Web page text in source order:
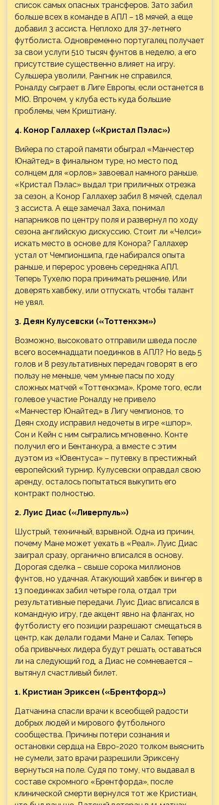
список самых опасных трансферов. Зато забил
больше всех в команде в АПЛ – 18 мячей, а еще
добавил 3 ассиста. Неплохо для 37-летнего
футболиста. Одновременно португалец получает
за свои услуги 510 тысяч фунтов в неделю, а его
присутствие существенно влияет на игру.
Сульшера уволили, Рангник не справился,
Роналду сыграет в Лиге Европы, если останется в
МЮ. Впрочем, у клуба есть куда большие
проблемы, чем Криштиану.
4. Конор Галлахер («Кристал Пэлас»)
Вийера по старой памяти обыграл «Манчестер
Юнайтед» в финальном туре, но место под
солнцем для «орлов» завоевал намного раньше.
«Кристал Пэлас» выдал три приличных отрезка
за сезон, а Конор Галлахер забил 8 мячей, сделал
3 ассиста. А еще замечал Заха, понимал
напарников по центру поля и развернул по ходу
сезона английскую дискуссию. Стоит ли «Челси»
искать место в основе для Конора? Галлахер
устал от Чемпионшипа, где набирался опыта
раньше, и перерос уровень середняка АПЛ.
Теперь Тухелю пора принимать решение. Или
доверять хавбеку, или отпускать, чтобы талант
не увял.
3. Деян Кулусевски («Тоттенхэм»)
Возможно, высоковато отправили шведа после
всего восемнадцати поединков в АПЛ? Но ведь 5
голов и 8 результативных передач говорят в его
пользу не меньше, чем умные пасы по ходу
сложных матчей «Тоттенхэма». Кроме того, если
голевое участие Роналду не привело
«Манчестер Юнайтед» в Лигу чемпионов, то
Деян сходу исправил недочеты в игре «шпор».
Сон и Кейн с ним сыгрались мгновенно. Конте
получил его и Бентанкура, а вместе с этим
дуэтом из «Ювентуса» – путевку в престижный
европейский турнир. Кулусевски оправдал свою
аренду, осталось попытаться выкупить его
контракт полностью.
2. Луис Диас («Ливерпуль»)
Шустрый, техничный, взрывной. Одна из причин,
почему Мане может уехать в «Реал». Луис Диас
заиграл сразу, органично вписался в основу.
Дорогая сделка – свыше сорока миллионов
фунтов, но удачная. Атакующий хавбек и вингер в
13 поединках забил четыре гола, отдал три
результативные передачи. Луис Диас вписался в
командную игру, где акцент явно на флангах, но
футболисту его позиции разрешают смещаться в
центр, как делали годами Мане и Салах. Теперь
оба привычных лидера будут решать, оставаться
ли на следующий год, а Диас не сомневается –
вытянул счастливый билет.
1. Кристиан Эриксен («Брентфорд»)
Датчанина спасли врачи к всеобщей радости
добрых людей и мирового футбольного
сообщества. Причины потери сознания и
остановки сердца на Евро-2020 толком выяснить
не сумели, зато врачи разрешили Эриксену
вернуться на поле. Судя по тому, что выдавал в
составе скромного «Брентфорда», после
клинической смерти вернулся тот же Кристиан,